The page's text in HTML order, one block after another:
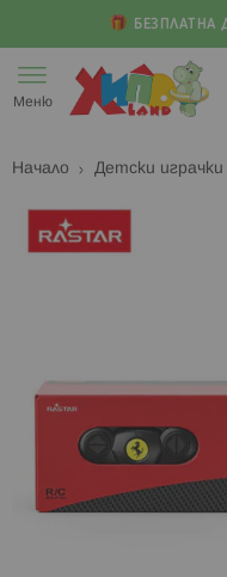
БЕЗПЛАТНА
към
съдържанието
Меню
Начало Детски играчки
към
края